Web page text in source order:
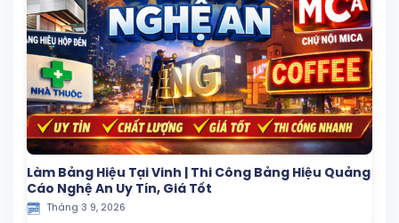
Làm Bảng Hiệu Tại Vinh | Thi Công Bảng Hiệu Quảng
Cáo Nghệ An Uy Tín, Giá Tốt
Tháng 3 9, 2026